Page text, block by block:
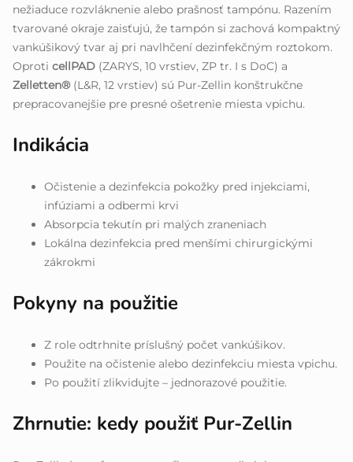
nežiaduce rozvláknenie alebo prašnosť tampónu. Razením
tvarované okraje zaisťujú, že tampón si zachová kompaktný
vankúšikový tvar aj pri navlhčení dezinfekčným roztokom.
Oproti cellPAD (ZARYS, 10 vrstiev, ZP tr. I s DoC) a
Zelletten® (L&R, 12 vrstiev) sú Pur-Zellin konštrukčne
prepracovanejšie pre presné ošetrenie miesta vpichu.
Indikácia
Očistenie a dezinfekcia pokožky pred injekciami,
infúziami a odbermi krvi
Absorpcia tekutín pri malých zraneniach
Lokálna dezinfekcia pred menšími chirurgickými
zákrokmi
Pokyny na použitie
Z role odtrhnite príslušný počet vankúšikov.
Použite na očistenie alebo dezinfekciu miesta vpichu.
Po použití zlikvidujte – jednorazové použitie.
Zhrnutie: kedy použiť Pur-Zellin